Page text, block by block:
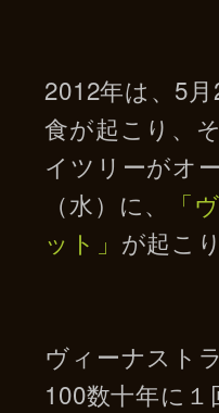
2012年は、5
食が起こり、
イツリーがオ
（水）に、
「
ット」 が起こ
ヴィーナスト
100数十年に